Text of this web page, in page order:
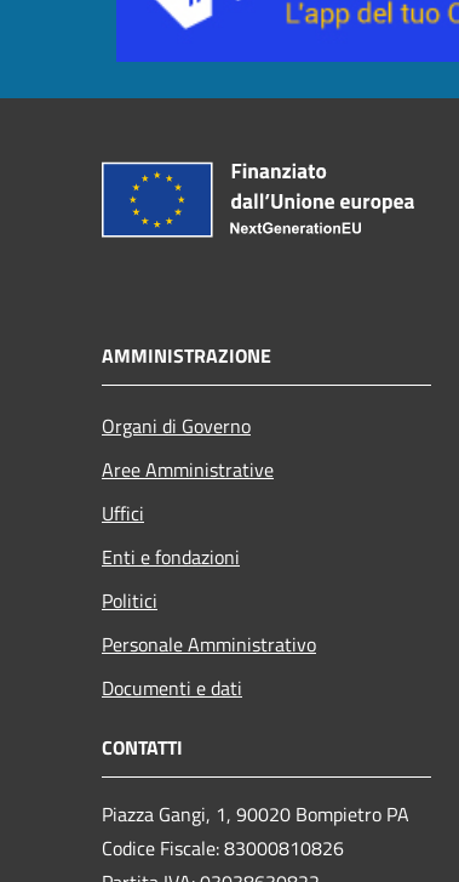
AMMINISTRAZIONE
Organi di Governo
Aree Amministrative
Uffici
Enti e fondazioni
Politici
Personale Amministrativo
Documenti e dati
CONTATTI
Piazza Gangi, 1, 90020 Bompietro PA
Codice Fiscale: 83000810826